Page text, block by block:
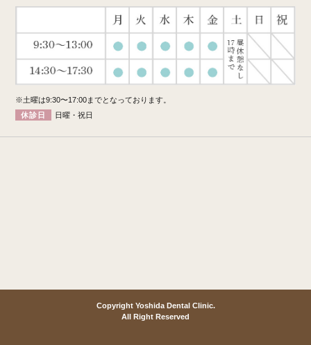
※土曜は9:30〜17:00までとなっております。
休診日
日曜・祝日
Copyright Yoshida Dental Clinic.
All Right Reserved